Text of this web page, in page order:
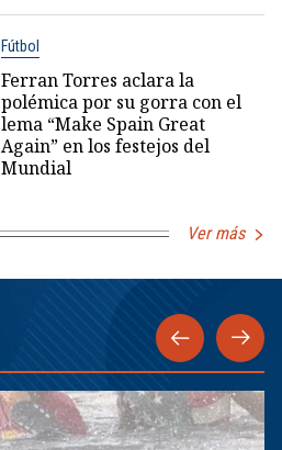
Fútbol
Ferran Torres aclara la
polémica por su gorra con el
lema “Make Spain Great
Again” en los festejos del
Mundial
Ver más